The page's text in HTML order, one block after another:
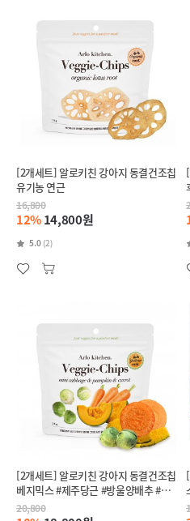
[2개세트] 알로키친 강아지 동결건조칩
유기농 연근
16,800
12%14,800원
5.0 (2)
[2개세트] 알로키친 강아지 동결건조칩
베지믹스 #제주당근 #방울양배추 #단
호박
20,800